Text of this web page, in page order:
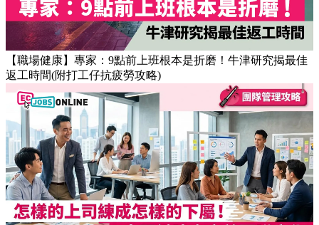
【職場健康】專家：9點前上班根本是折磨！牛津研究揭最佳
返工時間(附打工仔抗疲勞攻略)